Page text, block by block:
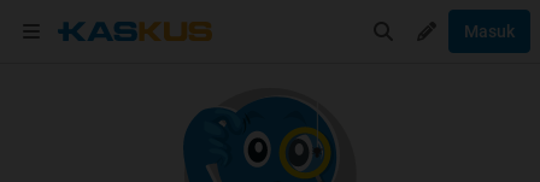
Masuk